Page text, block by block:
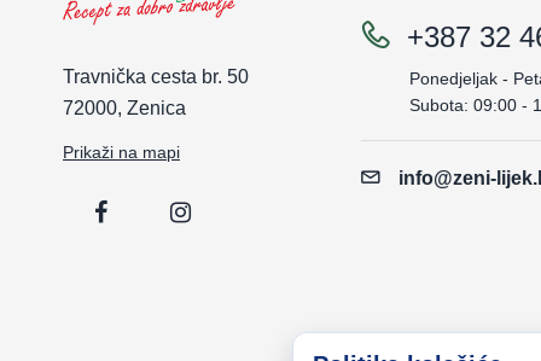
Travnička cesta br. 50
72000, Zenica
Prikaži na mapi
+387 32
Ponedjeljak -
Subota: 09:00 -
info@zeni-